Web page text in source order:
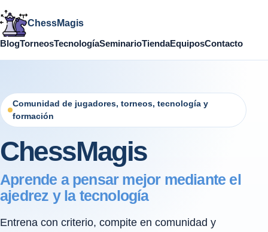
ChessMagis
BlogTorneosTecnologíaSeminarioTiendaEquiposContacto
Comunidad de jugadores, torneos, tecnología y
formación
ChessMagis
Aprende a pensar mejor mediante el
ajedrez y la tecnología
Entrena con criterio, compite en comunidad y